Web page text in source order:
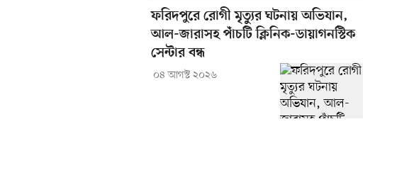
ফরিদপুরে রোগী মৃত্যুর ঘটনায় অভিযান,
আল-জারাসহ পাঁচটি ক্লিনিক-ডায়াগনস্টিক
সেন্টার বন্ধ
০৪ আগস্ট ২০২৬